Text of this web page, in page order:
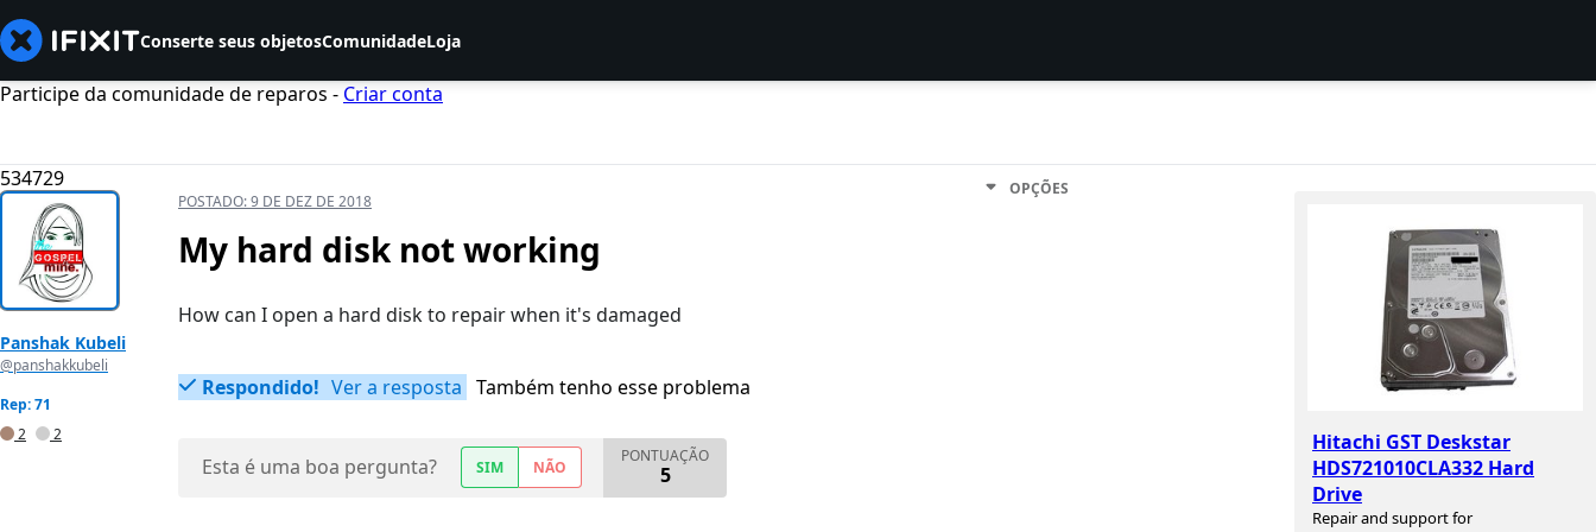
Conserte seus objetosComunidadeLoja
Participe da comunidade de reparos - Criar conta
534729
Hitachi GST Deskstar
HDS721010CLA332 Hard
Drive
Repair and support for
Panshak Kubeli
@panshakkubeli
Rep: 71
2
2
POSTADO:9 DE DEZ DE 2018
OPÇÕES
My hard disk not working
How can I open a hard disk to repair when it's damaged
Respondido! Ver a resposta Também tenho esse problema
Esta é uma boa pergunta? SIM NÃO
PONTUAÇÃO
5